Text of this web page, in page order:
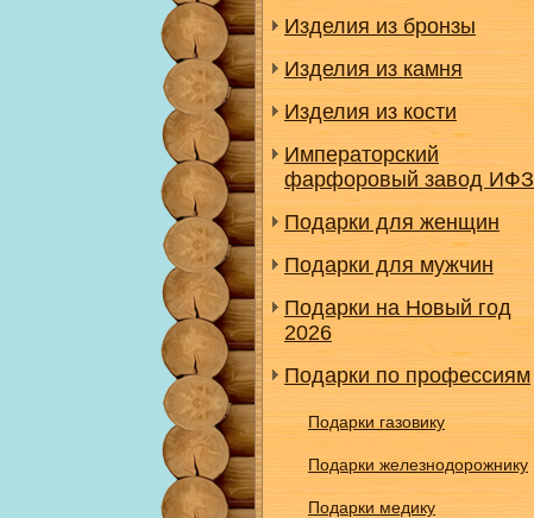
Изделия из бронзы
Изделия из камня
Изделия из кости
Императорский
фарфоровый завод ИФЗ
Подарки для женщин
Подарки для мужчин
Подарки на Новый год
2026
Подарки по профессиям
Подарки газовику
Подарки железнодорожнику
Подарки медику